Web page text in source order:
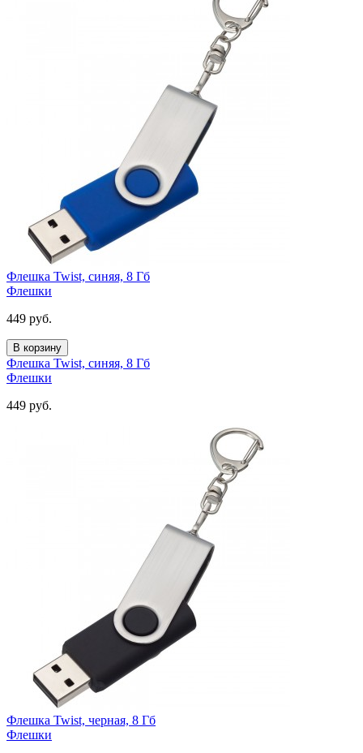
Флешка Twist, синяя, 8 Гб
Флешки
449 руб.
В корзину
Флешка Twist, синяя, 8 Гб
Флешки
449 руб.
Флешка Twist, черная, 8 Гб
Флешки